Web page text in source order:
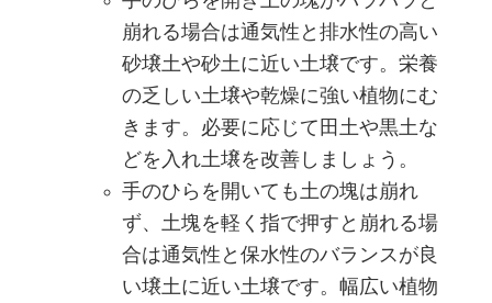
崩れる場合は通気性と排水性の高い
砂壌土や砂土に近い土壌です。栄養
の乏しい土壌や乾燥に強い植物にむ
きます。必要に応じて田土や黒土な
どを入れ土壌を改善しましょう。
手のひらを開いても土の塊は崩れ
ず、土塊を軽く指で押すと崩れる場
合は通気性と保水性のバランスが良
い壌土に近い土壌です。幅広い植物